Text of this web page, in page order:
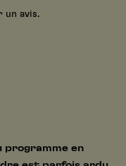
un avis.
programme en